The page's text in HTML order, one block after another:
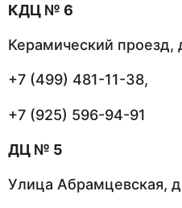
КДЦ № 6
Керамический проезд,
+7 (499) 481-11-38,
+7 (925) 596-94-91
ДЦ № 5
Улица Абрамцевская,